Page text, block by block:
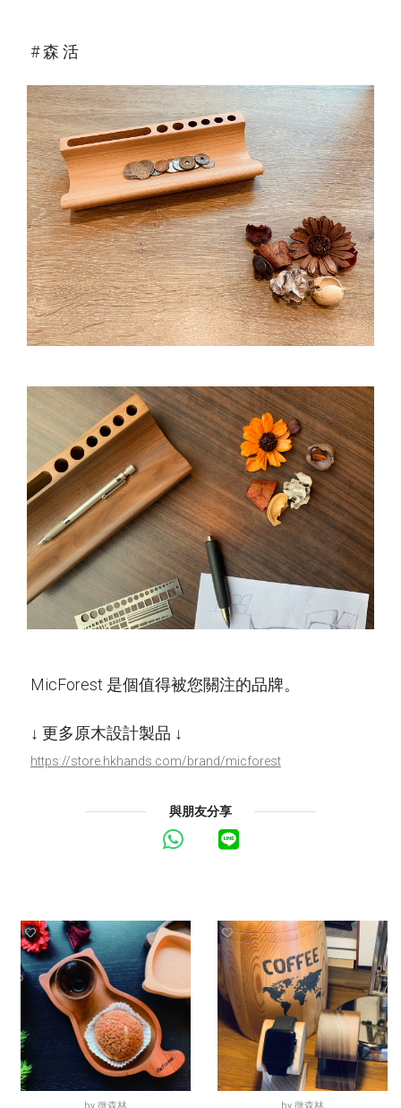
# 森 活
MicForest 是個值得被您關注的品牌。
↓ 更多原木設計製品 ↓
https://store.hkhands.com/brand/micforest
與朋友分享